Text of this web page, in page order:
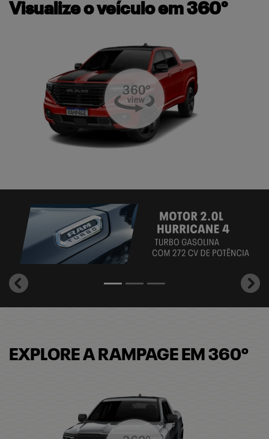
Visualize o veículo em 360°
templates.template-
EXPLORE A RAMPAGE EM 360º